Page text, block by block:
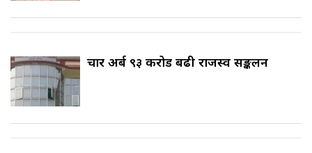
चार अर्ब ९३ करोड बढी राजस्व सङ्कलन